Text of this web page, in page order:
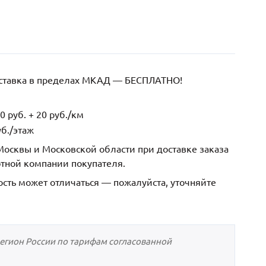
в пределах МКАД — БЕСПЛАТНО!
руб. + 20 руб./км
этаж
и Московской области при доставке заказа
компании покупателя.
может отличаться — пожалуйста, уточняйте
России по тарифам согласованной